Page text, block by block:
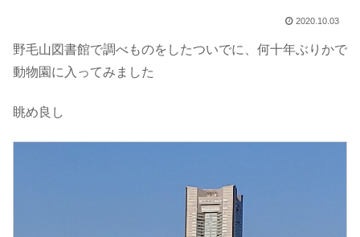
2020.10.03
野毛山図書館で調べものをしたついでに、何十年ぶりかで
動物園に入ってみました
眺め良し